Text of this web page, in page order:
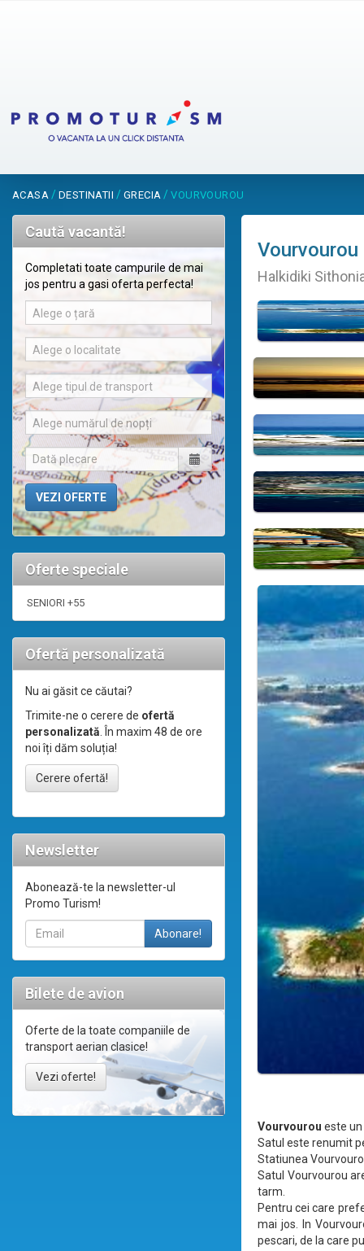
ACASA / DESTINATII / GRECIA /VOURVOUROU
Caută vacantă!
Completati toate campurile de mai
jos pentru a gasi oferta perfecta!
Alege o țară
Alege o localitate
Alege tipul de transport
Alege numărul de nopți
Oferte speciale
SENIORI +55
Ofertă personalizată
Nu ai găsit ce căutai?
Trimite-ne o cerere de ofertă
personalizată. În maxim 48 de ore
noi îți dăm soluția!
Cerere ofertă!
Newsletter
Abonează-te la newsletter-ul
Promo Turism!
Bilete de avion
Oferte de la toate companiile de
transport aerian clasice!
Vezi oferte!
Vourvourou
Halkidiki
Vourvourou este
Satul este renumit
Statiunea
Satul Vourvourou
tarm.
Pentru cei care
mai jos. In
pescari, de la care